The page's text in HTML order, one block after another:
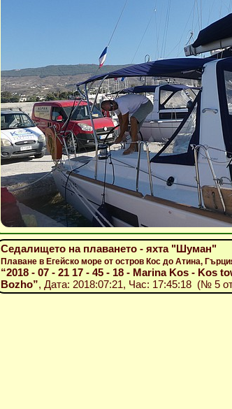
Седалището на плаването - яхта "Шуман"
Плаване в Егейско море от остров Кос до Атина,
“2018 - 07 - 21 17 - 45 - 18 - Marina Kos - Kos
Bozho”, Дата: 2018:07:21, Час: 17:45:18 (№ 5